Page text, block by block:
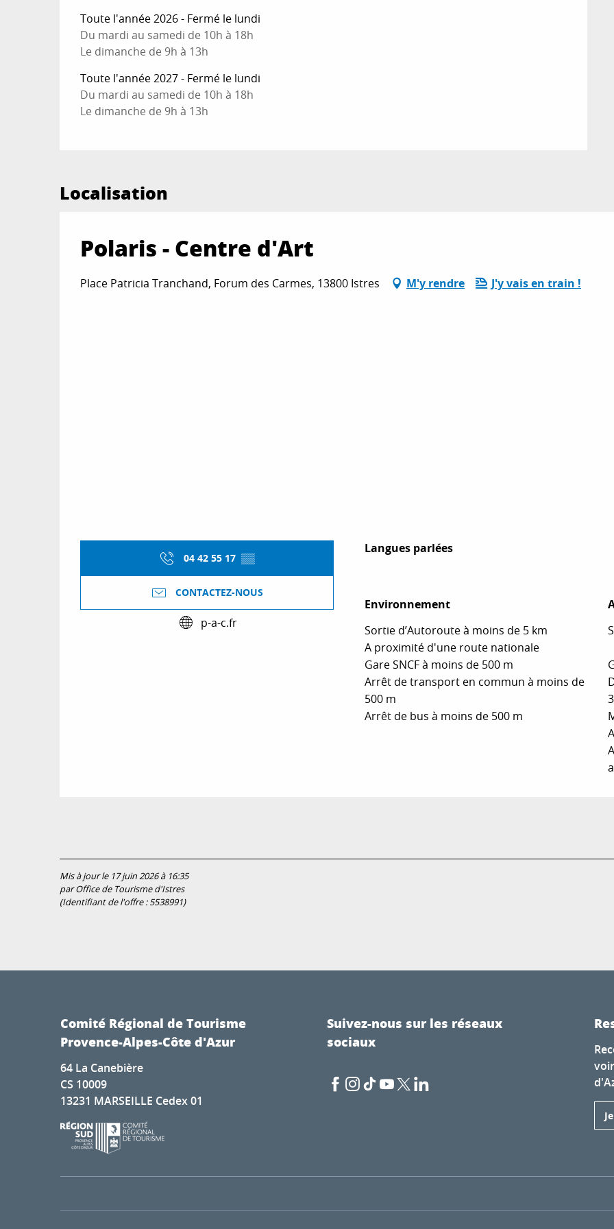
Toute l'année 2026 - Fermé le lundi
Du mardi au samedi de 10h à 18h
Le dimanche de 9h à 13h
Toute l'année 2027 - Fermé le lundi
Du mardi au samedi de 10h à 18h
Le dimanche de 9h à 13h
Localisation
Polaris - Centre d'Art
Place Patricia Tranchand, Forum des Carmes, 13800 Istres M'y rendre J'y vais en train !
04 42 55 17 ▒▒
CONTACTEZ-NOUS
p-a-c.fr
Langues parlées
Langues parlées
Environnement
Environnement
Sortie d’Autoroute à moins de 5 km
A proximité d'une route nationale
Gare SNCF à moins de 500 m
Arrêt de transport en commun à moins de
500 m
Arrêt de bus à moins de 500 m
Mis à jour le 17 juin 2026 à 16:35
par Office de Tourisme d'Istres
(Identifiant de l'offre :5538991)
Comité Régional de Tourisme
Provence-Alpes-Côte d'Azur
64 La Canebière
CS 10009
13231 MARSEILLE Cedex 01
Suivez-nous sur les réseaux
sociaux